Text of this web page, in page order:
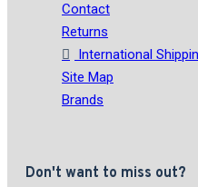
Contact
Returns
International
Site Map
Brands
Don't want to miss out?